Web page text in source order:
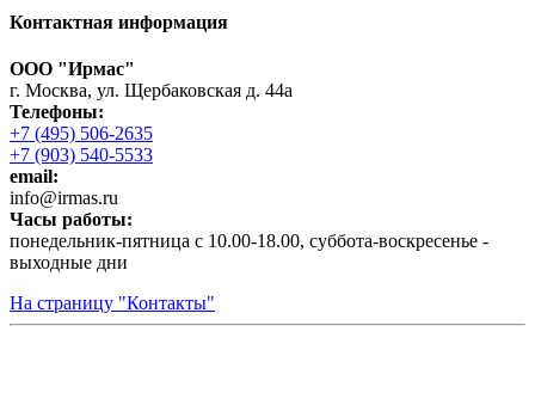
Контактная информация
ООО "Ирмас"
г. Москва, ул. Щербаковская д. 44а
Телефоны:
+7 (495) 506-2635
+7 (903) 540-5533
email:
infо@irmas.ru
Часы работы:
понедельник-пятница с 10.00-18.00, суббота-воскресенье -
выходные дни
На страницу "Контакты"